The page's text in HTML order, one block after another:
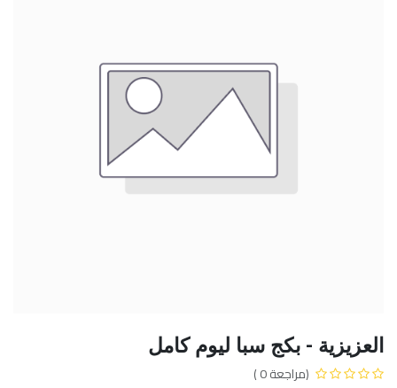
العزيزية - بكج سبا ليوم كامل
(مراجعة 0 )